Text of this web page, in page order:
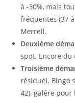
à -30%, mais
fréquentes (37
Merrell.
Deuxième
spot. Encore du
Troisième
résiduel. Bingo
42), galère